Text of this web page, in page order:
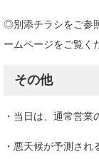
◎別添チラシをご参
ームページをご覧く
その他​
・当日は、通常営業
・悪天候が予測さ